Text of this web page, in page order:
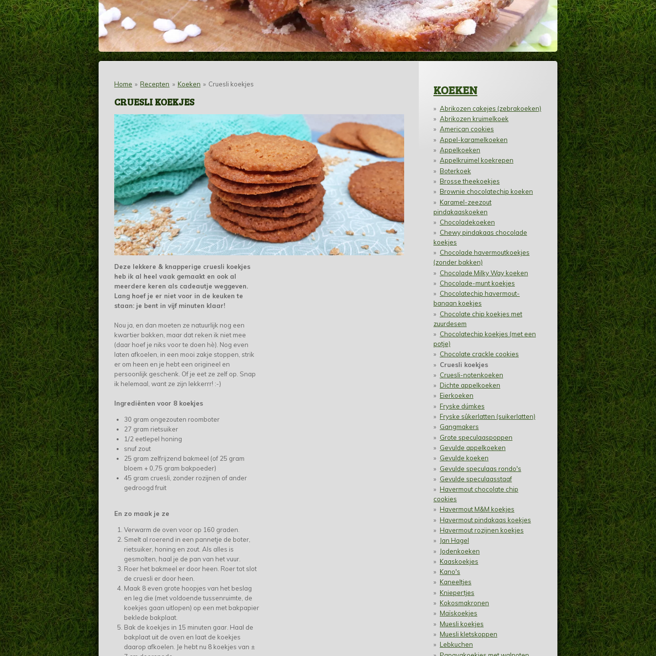
Home » Recepten » Koeken » Cruesli koekjes
CRUESLI KOEKJES
Deze lekkere & knapperige cruesli koekjes
heb ik al heel vaak gemaakt en ook al
meerdere keren als cadeautje weggeven.
Lang hoef je er niet voor in de keuken te
staan: je bent in vijf minuten klaar!
Nou ja, en dan moeten ze natuurlijk nog een
kwartier bakken, maar dat reken ik niet mee
(daar hoef je niks voor te doen hè). Nog even
laten afkoelen, in een mooi zakje stoppen, strik
er om heen en je hebt een origineel en
persoonlijk geschenk. Of je eet ze zelf op. Snap
ik helemaal, want ze zijn lekkerrr! :-)
Ingrediënten voor 8 koekjes
30 gram ongezouten roomboter
27 gram rietsuiker
1/2 eetlepel honing
snuf zout
25 gram zelfrijzend bakmeel (of 25 gram
bloem + 0,75 gram bakpoeder)
45 gram cruesli, zonder rozijnen of ander
gedroogd fruit
En zo maak je ze
Verwarm de oven voor op 160 graden.
Smelt al roerend in een pannetje de boter,
rietsuiker, honing en zout. Als alles is
gesmolten, haal je de pan van het vuur.
Roer het bakmeel er door heen. Roer tot slot
de cruesli er door heen.
Maak 8 even grote hoopjes van het beslag
en leg die (met voldoende tussenruimte, de
koekjes gaan uitlopen) op een met bakpapier
beklede bakplaat.
Bak de koekjes in 15 minuten gaar. Haal de
bakplaat uit de oven en laat de koekjes
daarop afkoelen. Je hebt nu 8 koekjes van ±
KOEKEN
Abrikozen cakejes (zebrakoeken)
Abrikozen kruimelkoek
American cookies
Appel-karamelkoeken
Appelkoeken
Appelkruimel koekrepen
Boterkoek
Brosse theekoekjes
Brownie chocolatechip koeken
Karamel-zeezout
pindakaaskoeken
Chocoladekoeken
Chewy pindakaas chocolade
koekjes
Chocolade havermoutkoekjes
(zonder bakken)
Chocolade Milky Way koeken
Chocolade-munt koekjes
Chocolatechip havermout-
banaan koekjes
Chocolate chip koekjes met
zuurdesem
Chocolatechip koekjes (met een
potje)
Chocolate crackle cookies
Cruesli koekjes
Cruesli-notenkoeken
Dichte appelkoeken
Eierkoeken
Fryske dúmkes
Fryske sûkerlatten (suikerlatten)
Gangmakers
Grote speculaaspoppen
Gevulde appelkoeken
Gevulde koeken
Gevulde speculaas rondo's
Gevulde speculaasstaaf
Havermout chocolate chip
cookies
Havermout M&M koekjes
Havermout pindakaas koekjes
Havermout rozijnen koekjes
Jan Hagel
Jodenkoeken
Kaaskoekjes
Kano's
Kaneeltjes
Kniepertjes
Kokosmakronen
Maïskoekjes
Muesli koekjes
Muesli kletskoppen
Lebkuchen